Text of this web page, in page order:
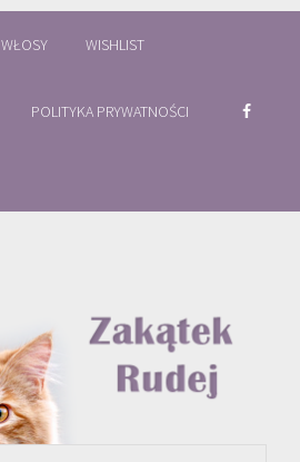
WŁOSY WISHLIST
POLITYKA PRYWATNOŚCI